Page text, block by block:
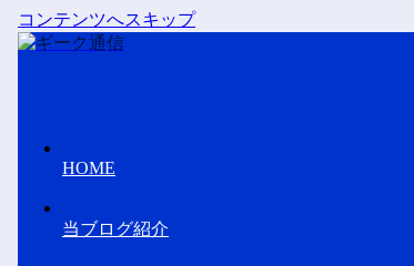
コンテンツへスキップ
HOME
当ブログ紹介